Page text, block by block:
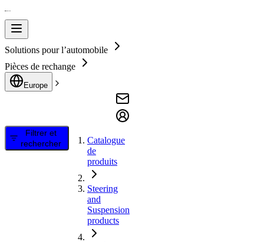
Solutions pour l’automobile
Pièces de rechange
Europe
Filtrer et
rechercher
Catalogue
de
produits
Steering
and
Suspension
products